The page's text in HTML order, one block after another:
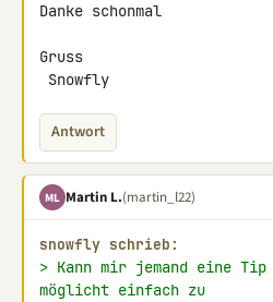
Danke schonmal
Gruss
Snowfly
Antwort
ML Martin L.(martin_l22)
snowfly schrieb:
> Kann mir jemand eine
möglicht einfach zu